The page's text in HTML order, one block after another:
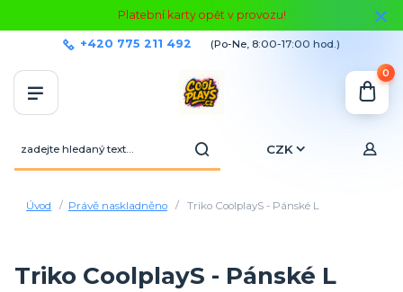
Platební karty opět v provozu!
CZK
+420 775 211 492 (Po-Ne, 8:00-17:00 hod.)
0
Úvod Právě naskladněno Triko CoolplayS - Pánské L
Triko CoolplayS - Pánské L